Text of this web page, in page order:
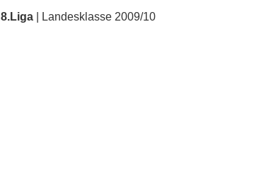
8.Liga| Landesklasse 2009/10